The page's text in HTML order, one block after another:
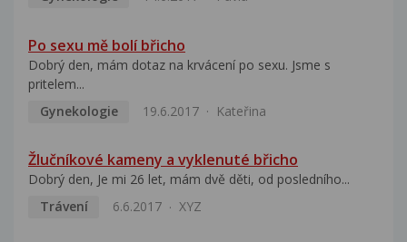
Po sexu mě bolí břicho
Dobrý den, mám dotaz na krvácení po sexu. Jsme s
pritelem...
Gynekologie
19.6.2017 Kateřina
Žlučníkové kameny a vyklenuté břicho
Dobrý den, Je mi 26 let, mám dvě děti, od posledního...
Trávení
6.6.2017 XYZ